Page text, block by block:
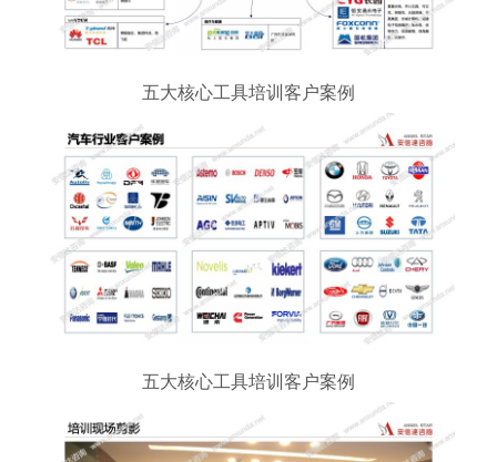
五大核心工具培训客户案例
五大核心工具培训客户案例